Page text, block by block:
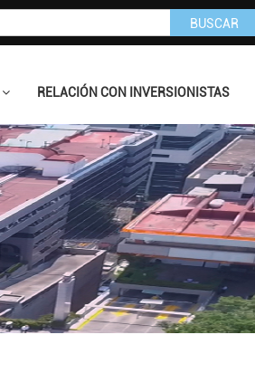
BUSCAR
RELACIÓN CON INVERSIONISTAS